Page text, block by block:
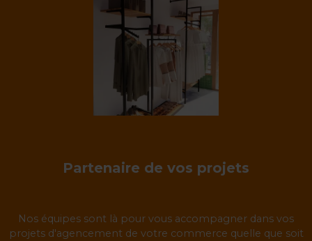
Partenaire de vos projets
Nos équipes sont là pour vous accompagner dans vos
projets d'agencement de votre commerce quelle que soit